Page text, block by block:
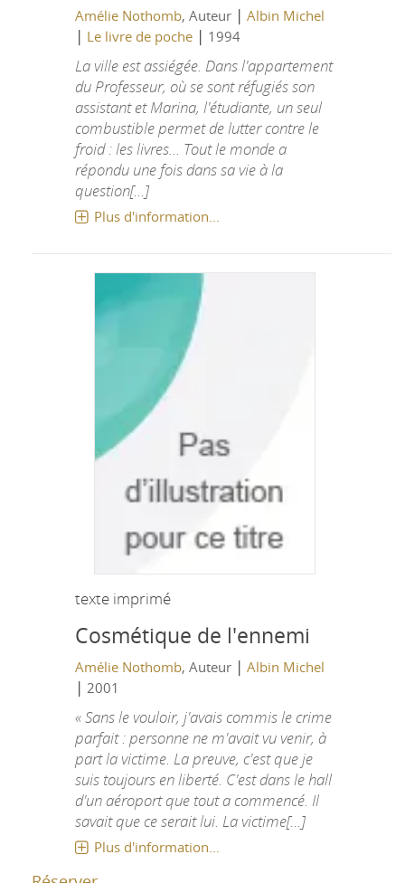
Amélie Nothomb, Auteur | Albin Michel
| Le livre de poche| 1994
La ville est assiégée. Dans l'appartement
du Professeur, où se sont réfugiés son
assistant et Marina, l'étudiante, un seul
combustible permet de lutter contre le
froid : les livres... Tout le monde a
répondu une fois dans sa vie à la
question[...]
Plus d'information...
texte imprimé
Cosmétique de l'ennemi
Amélie Nothomb, Auteur | Albin Michel
| 2001
« Sans le vouloir, j'avais commis le crime
parfait : personne ne m'avait vu venir, à
part la victime. La preuve, c'est que je
suis toujours en liberté. C'est dans le hall
d'un aéroport que tout a commencé. Il
savait que ce serait lui. La victime[...]
Plus d'information...